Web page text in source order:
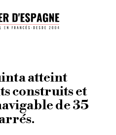
atteint
construits et
de 35